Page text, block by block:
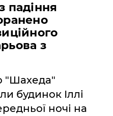
падіння
з
"Шахеда"
будинок Іллі
ночі на